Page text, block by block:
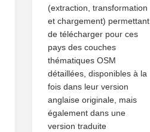
(extraction, transformation
et chargement) permettant
de télécharger pour ces
pays des couches
thématiques OSM
détaillées, disponibles à la
fois dans leur version
anglaise originale, mais
également dans une
version traduite